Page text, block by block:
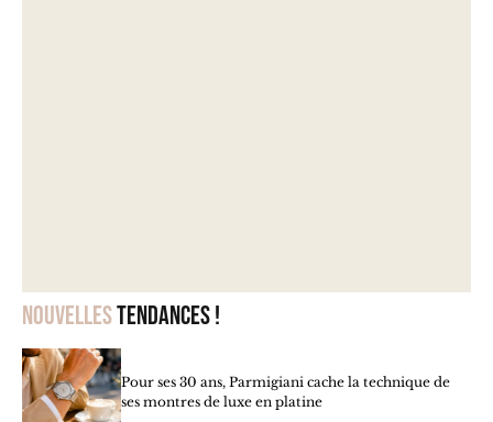
Nouvellestendances !
Pour ses 30 ans, Parmigiani cache la technique de
ses montres de luxe en platine